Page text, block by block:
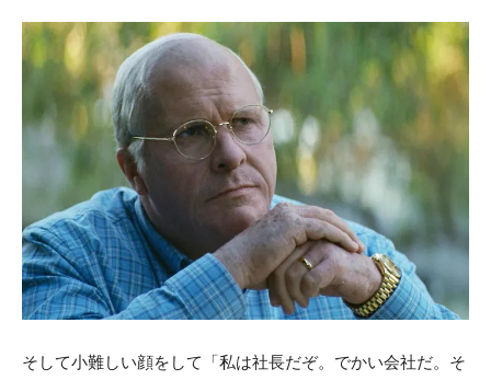
そして小難しい顔をして「私は社長だぞ。でかい会社だ。そ